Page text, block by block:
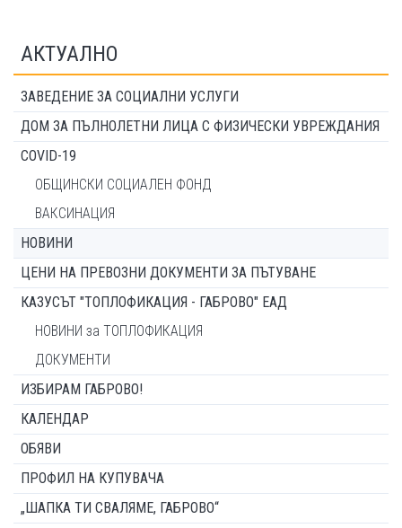
АКТУАЛНО
ЗАВЕДЕНИЕ ЗА СОЦИАЛНИ УСЛУГИ
ДОМ ЗА ПЪЛНОЛЕТНИ ЛИЦА С ФИЗИЧЕСКИ УВРЕЖДАНИЯ
COVID-19
ОБЩИНСКИ СОЦИАЛЕН ФОНД
ВАКСИНАЦИЯ
НОВИНИ
ЦЕНИ НА ПРЕВОЗНИ ДОКУМЕНТИ ЗА ПЪТУВАНЕ
КАЗУСЪТ "ТОПЛОФИКАЦИЯ - ГАБРОВО" ЕАД
НОВИНИ за ТОПЛОФИКАЦИЯ
ДОКУМЕНТИ
ИЗБИРАМ ГАБРОВО!
КАЛЕНДАР
ОБЯВИ
ПРОФИЛ НА КУПУВАЧА
„ШАПКА ТИ СВАЛЯМЕ, ГАБРОВО“